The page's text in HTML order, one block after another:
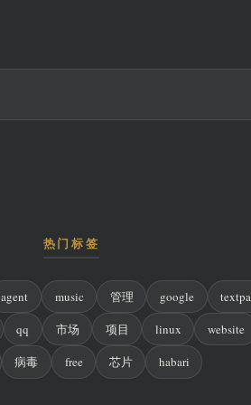
热门标签
agent music 管理 google
qq 市场 项目 linux website
病毒 free 芯片 habari